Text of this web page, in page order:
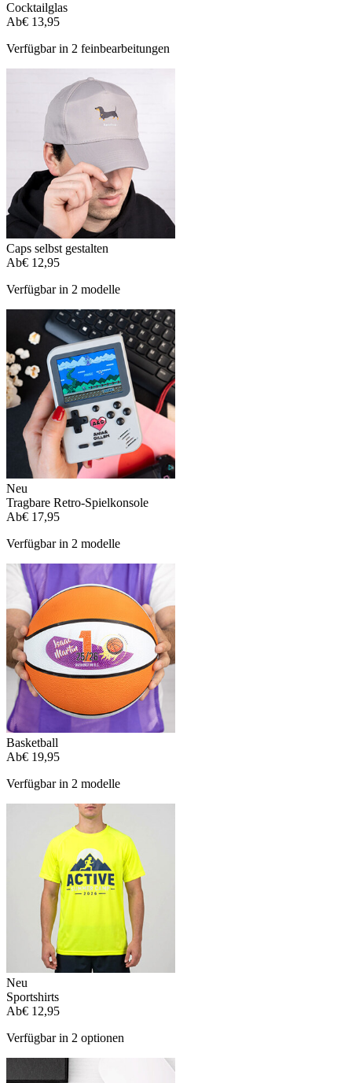
Cocktailglas
Ab€ 13,95
Verfügbar in 2 feinbearbeitungen
Caps selbst gestalten
Ab€ 12,95
Verfügbar in 2 modelle
Neu
Tragbare Retro-Spielkonsole
Ab€ 17,95
Verfügbar in 2 modelle
Basketball
Ab€ 19,95
Verfügbar in 2 modelle
Neu
Sportshirts
Ab€ 12,95
Verfügbar in 2 optionen